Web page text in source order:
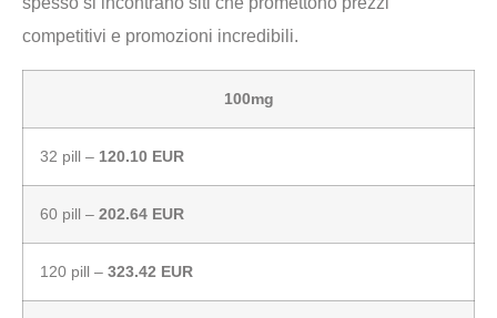
competitivi e promozioni incredibili.
100mg
32 pill – 120.10 EUR
60 pill – 202.64 EUR
120 pill – 323.42 EUR